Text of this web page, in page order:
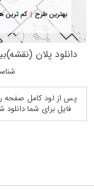
دانلود پلان (نقشه)بیمارستان
فایل برای شما